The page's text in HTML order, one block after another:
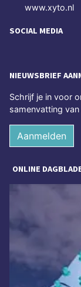
www.xyto.nl
SOCIAL MEDIA
NIEUWSBRIEF
Schrijf je in voor
samenvatting
Aanmelden
ONLINE